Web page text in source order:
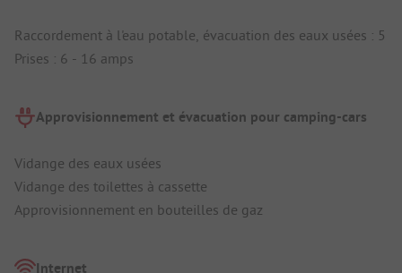
Raccordement à l'eau potable, évacuation des eaux usées : 5
Prises : 6 - 16 amps
Approvisionnement et évacuation pour camping-cars
Vidange des eaux usées
Vidange des toilettes à cassette
Approvisionnement en bouteilles de gaz
Internet